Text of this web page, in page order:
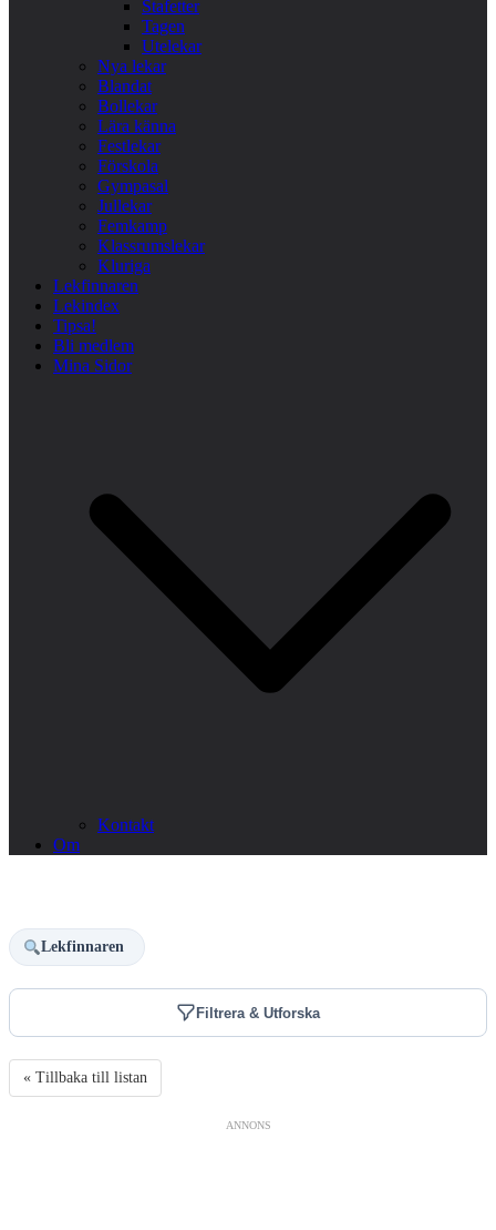
Stafetter
Tagen
Utelekar
Nya lekar
Blandat
Bollekar
Lära känna
Festlekar
Förskola
Gympasal
Jullekar
Femkamp
Klassrumslekar
Kluriga
Lekfinnaren
Lekindex
Tipsa!
Bli medlem
Mina Sidor
Kontakt
Om
Lekfinnaren
Filtrera & Utforska
« Tillbaka till listan
ANNONS